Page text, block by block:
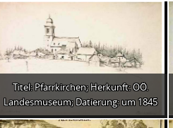
Titel: Pfarrkirchen; Herkunft: OÖ.
Landesmuseum; Datierung: um 1845